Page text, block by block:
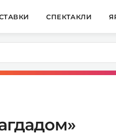
СПЕКТАКЛИ